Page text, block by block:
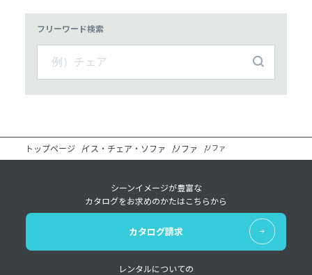
フリーワード検索
トップページ イス・チェア・ソファ ソファ ソファ
シーンイメージが豊富な
カタログをお求めのかたはこちらから
カタログ請求
レンタルについての